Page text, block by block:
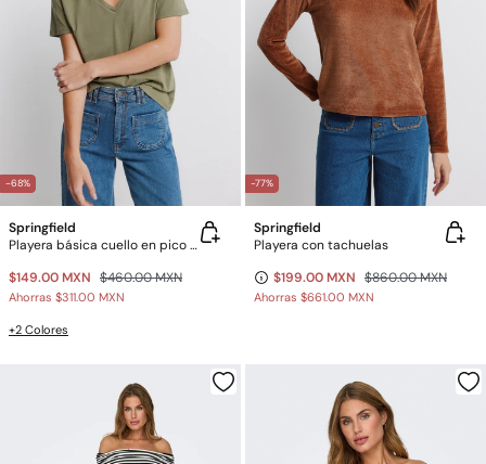
-68%
Springfield
Playera básica cuello en pico de algodón
$149.00 MXN $460.00 MXN
Ahorras $311.00 MXN
+2 Colores
-77%
Springfield
Playera con tachuelas
$199.00 MXN $860.00 MXN
Ahorras $661.00 MXN